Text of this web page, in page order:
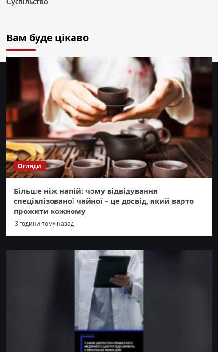
Суспільство
Вам буде цікаво
Огляди
Більше ніж напій: чому відвідування
спеціалізованої чайної – це досвід, який варто
прожити кожному
3 години тому назад